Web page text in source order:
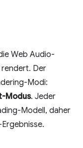
Web Audio-
rendert. Der
Modi:
Modus. Jeder
Modell, daher